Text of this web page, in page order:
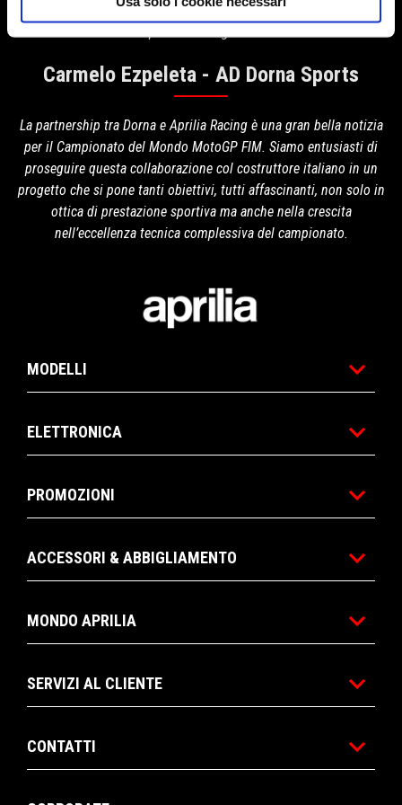
auguro al team e a tutte le sue persone i migliori successi per le
Carmelo Ezpeleta - AD Dorna Sports
La partnership tra Dorna e Aprilia Racing è una gran bella notizia
per il Campionato del Mondo MotoGP FIM. Siamo entusiasti di
proseguire questa collaborazione col costruttore italiano in un
progetto che si pone tanti obiettivi, tutti affascinanti, non solo in
ottica di prestazione sportiva ma anche nella crescita
nell’eccellenza tecnica complessiva del campionato.
MODELLI
ELETTRONICA
PROMOZIONI
ACCESSORI & ABBIGLIAMENTO
MONDO APRILIA
SERVIZI AL CLIENTE
CONTATTI